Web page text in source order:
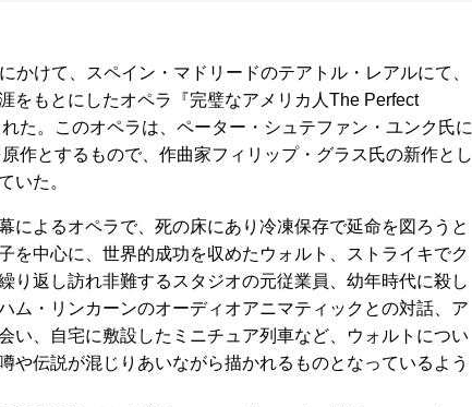
かけて、スペイン・マドリードのテアトル・レアルにて、
をもとにしたオペラ『完璧なアメリカ人The Perfect
た。このオペラは、ペーター・シュテファン・ユンク氏に
作とするもので、作曲家フィリップ・グラス氏の新作とし
いた。
によるオペラで、死の床にあり冷凍保存で延命を図ろうと
を中心に、世界的成功を収めたウォルト、ストライキでク
り返し訪れ非難するスタジオの元従業員、幼年時代に殺し
ム・リンカーンのオーディオアニマティックとの対話、ア
い、自宅に敷設したミニチュア列車など、ウォルトについ
や伝説が混じりあいながら描かれるものとなっているよう